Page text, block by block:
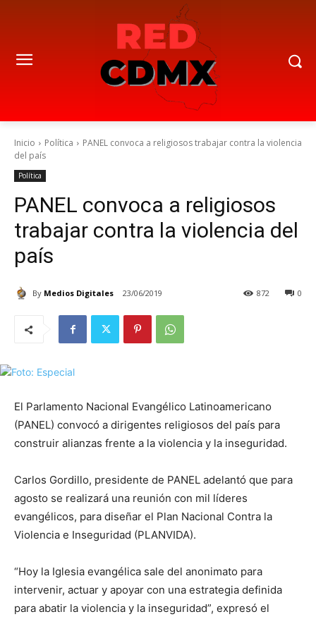
Inicio Política
PANEL convoca a religiosos trabajar contra la violencia
del país
Política
PANEL convoca a religiosos
trabajar contra la violencia del
país
By Medios Digitales 23/06/2019 0
872
El Parlamento Nacional Evangélico Latinoamericano
(PANEL) convocó a dirigentes religiosos del país para
construir alianzas frente a la violencia y la inseguridad.
Carlos Gordillo, presidente de PANEL adelantó que para
agosto se realizará una reunión con mil líderes
evangélicos, para diseñar el Plan Nacional Contra la
Violencia e Inseguridad (PLANVIDA).
“Hoy la Iglesia evangélica sale del anonimato para
intervenir, actuar y apoyar con una estrategia definida
para abatir la violencia y la inseguridad”, expresó el